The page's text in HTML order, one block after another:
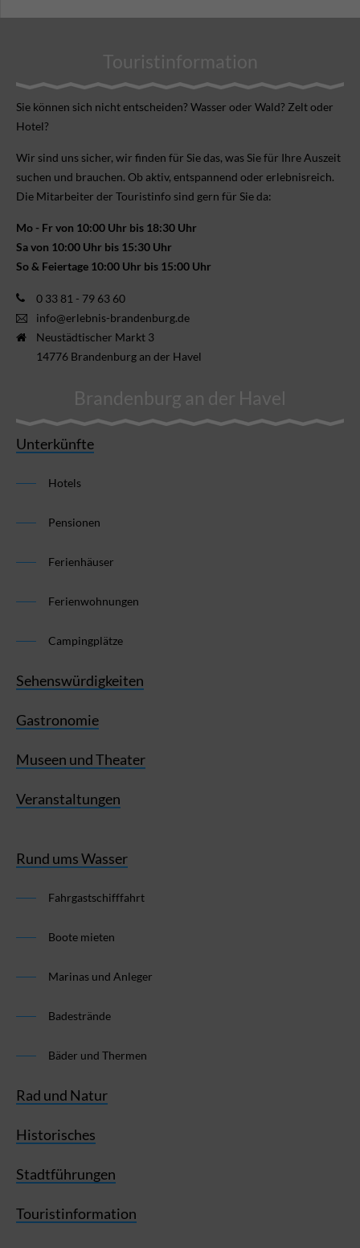
Touristinformation
Sie können sich nicht ent­scheiden? Wasser oder Wald? Zelt oder
Hotel?
Wir sind uns sicher, wir finden für Sie das, was Sie für Ihre Aus­zeit
suchen und brauchen. Ob aktiv, ent­spannend oder erlebnis­reich.
Die Mitarbeiter der Touristinfo sind gern für Sie da:
Mo - Fr von 10:00 Uhr bis 18:30 Uhr
Sa von 10:00 Uhr bis 15:30 Uhr
So & Feiertage 10:00 Uhr bis 15:00 Uhr
0 33 81 - 79 63 60
info@erlebnis-brandenburg.de
Neustädtischer Markt 3
14776 Brandenburg an der Havel
Brandenburg an der Havel
Unterkünfte
Hotels
Pensionen
Ferienhäuser
Ferienwohnungen
Campingplätze
Sehenswürdigkeiten
Gastronomie
Museen und Theater
Veranstaltungen
Rund ums Wasser
Fahrgastschifffahrt
Boote mieten
Marinas und Anleger
Badestrände
Bäder und Thermen
Rad und Natur
Historisches
Stadtführungen
Touristinformation